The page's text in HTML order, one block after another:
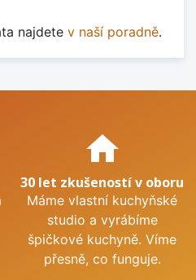
najdete v naší poradně.
home
30 let zkušeností v oboru
Máme vlastní kuchyňské
studio a vyrábíme
špičkové kuchyně. Víme
přesně, co funguje.